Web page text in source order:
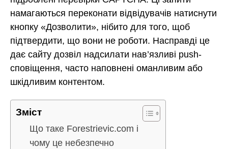
намагаються переконати відвідувачів натиснути
кнопку «Дозволити», нібито для того, щоб
підтвердити, що вони не роботи. Насправді це
дає сайту дозвіл надсилати нав’язливі push-
сповіщення, часто наповнені оманливим або
шкідливим контентом.
Зміст
Що таке Forestrievic.com і
чому це небезпечно